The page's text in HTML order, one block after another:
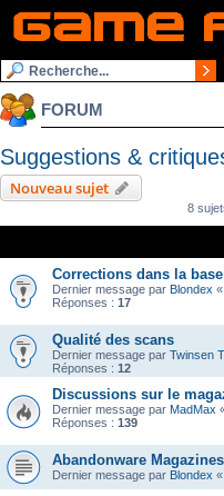
FORUM
Suggestions &
Nouveau sujet
8
Corrections dans la
Dernier message par Blondex «
Réponses : 17
Qualité des scans
Dernier message par Twinsen
Réponses : 12
Discussions sur le
Dernier message par MadMax
Réponses : 139
Abandonware
Dernier message par Blondex «